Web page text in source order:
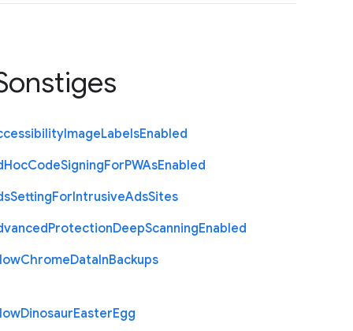
ImageLabelsEnabled
HocCodeSigningForPWAsEnabled
SettingForIntrusiveAdsSites
ProtectionDeepScanningEnabled
ChromeDataInBackups
DinosaurEasterEgg